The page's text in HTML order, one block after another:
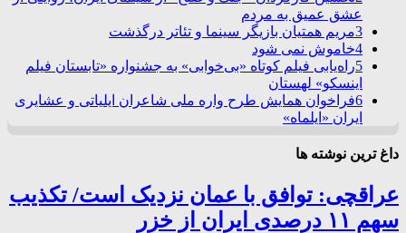
عشق عمیق به مردم
3مریم همتیان بازیگر سینما و تئاتر درگذشت
4خاموش نمی شود
5راه‌یابی فیلم کوتاه «بی‌خوابی» به جشنواره «تابستان فیلم
اینسکو» لهستان
6فراخوان همایش طرح واره ملی شاعران ایلیاتی و عشایری
ایران «ایلماه»
داغ ترین نوشته ها
عراقچی: توافق با عمان نزدیک است/ تکذیب
سهم ۱۱ درصدی ایران از خزر